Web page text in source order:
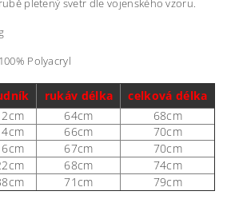
pletený svetr dle vojenského vzoru.
Polyacryl
rukáv délka
celková délka
64cm
68cm
66cm
70cm
67cm
70cm
68cm
74cm
71cm
79cm